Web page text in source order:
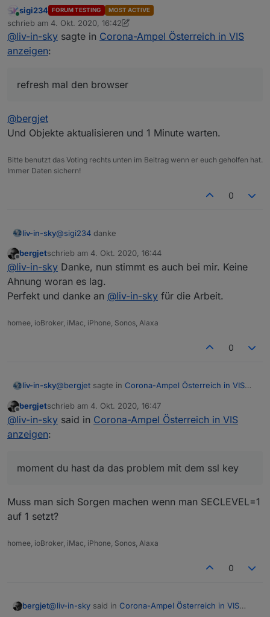
bei mir nicht
Online
sigi234 FORUM TESTING MOST ACTIVE
schrieb am 4. Okt. 2020, 16:42
zuletzt editiert von sigi23410. Apr. 2020, 18:42
@liv-in-sky sagte in Corona-Ampel Österreich in VIS
anzeigen:
refresh mal den browser
@bergjet
Und Objekte aktualisieren und 1 Minute warten.
Bitte benutzt das Voting rechts unten im Beitrag wenn er euch geholfen hat.
Immer Daten sichern!
0
liv-in-sky@sigi234 danke
Offline
bergjetschrieb am 4. Okt. 2020, 16:44
zuletzt editiert von
@liv-in-sky Danke, nun stimmt es auch bei mir. Keine
Ahnung woran es lag.
Perfekt und danke an @liv-in-sky für die Arbeit.
homee, ioBroker, iMac, iPhone, Sonos, Alaxa
0
liv-in-sky@bergjet sagte in Corona-Ampel Österreich in VIS
@liv-in-skyBei mir kommt im log
https://forum.iobroker.net/post/486217
Offline
bergjetschrieb am 4. Okt. 2020, 16:47
zuletzt editiert von
@liv-in-sky said in Corona-Ampel Österreich in VIS
anzeigen:
moment du hast da das problem mit dem ssl key
Muss man sich Sorgen machen wenn man SECLEVEL=1
auf 1 setzt?
homee, ioBroker, iMac, iPhone, Sonos, Alaxa
0
bergjet@liv-in-sky said in Corona-Ampel Österreich in VIS